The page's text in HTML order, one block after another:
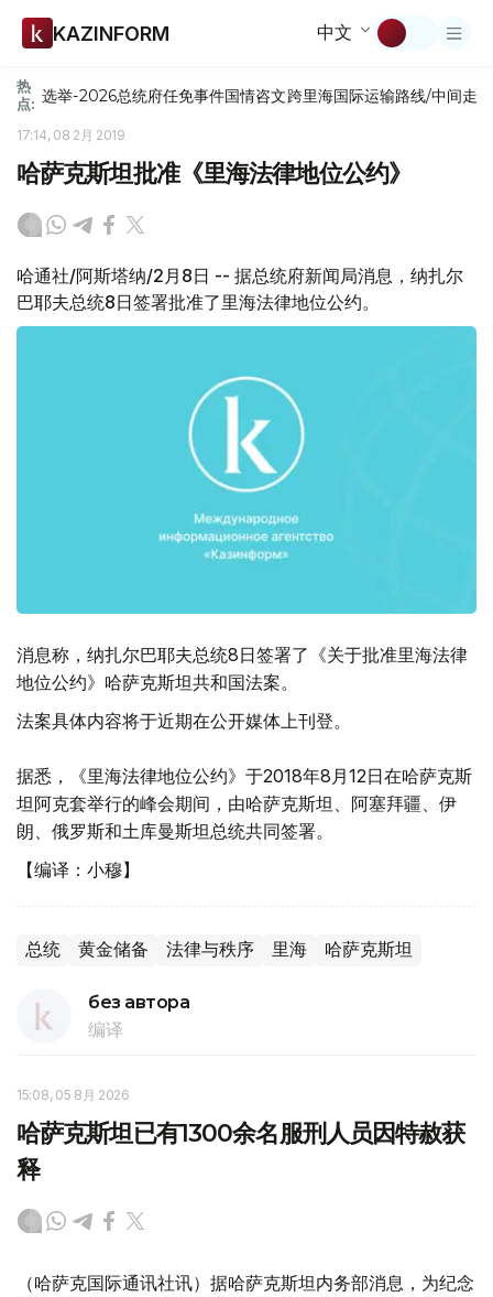
KAZINFORM 中文
热
点: 选举-2026总统府任免事件国情咨文跨里海国际运输路线/中间走廊
17:14, 08 2月 2019
哈萨克斯坦批准《里海法律地位公约》
哈通社/阿斯塔纳/2月8日 -- 据总统府新闻局消息，纳扎尔
巴耶夫总统8日签署批准了里海法律地位公约。
消息称，纳扎尔巴耶夫总统8日签署了《关于批准里海法律
地位公约》哈萨克斯坦共和国法案。
法案具体内容将于近期在公开媒体上刊登。
据悉，《里海法律地位公约》于2018年8月12日在哈萨克斯
坦阿克套举行的峰会期间，由哈萨克斯坦、阿塞拜疆、伊
朗、俄罗斯和土库曼斯坦总统共同签署。
【编译：小穆】
总统 黄金储备 法律与秩序 里海 哈萨克斯坦
без автора
编译
15:08, 05 8月 2026
哈萨克斯坦已有1300余名服刑人员因特赦获
释
（哈萨克国际通讯社讯）据哈萨克斯坦内务部消息，为纪念